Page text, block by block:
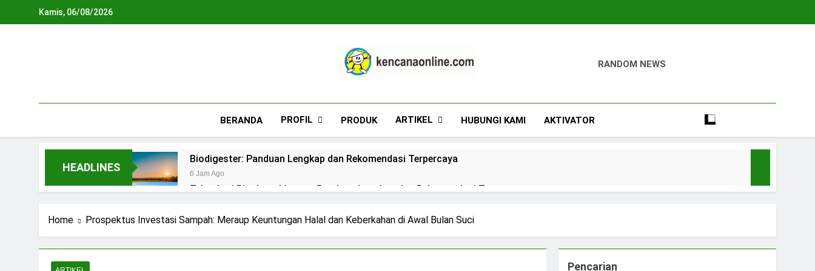
Kamis, 06/08/2026
Kencana Online Digital
RANDOM NEWS
BERANDA PROFIL PRODUK ARTIKEL HUBUNGI KAMI AKTIVATOR
HEADLINES
Biodigester: Panduan Lengkap dan Rekomendasi Terpercaya
6 Jam Ago
Teknologi Biophos_kkogas: Panduan Lengkap dan Rekomendasi Terpercaya
REPLIKASI SIRKULAR EKONOMI DARI TPST PUSAT AGRIBISNIS
Waste To Energy: Panduan Lengkap dan Rekomendasi Terpercaya
Home Prospektus Investasi Sampah: Meraup Keuntungan Halal dan Keberkahan di Awal Bulan Suci
Pencarian